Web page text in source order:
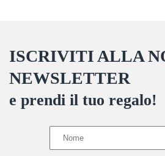
ISCRIVITI ALLA
NEWSLETTER
e prendi il tuo regalo!